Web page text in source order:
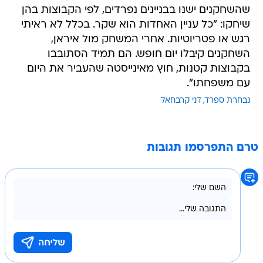
שהשחקנים ישנו בבניינים נפרדים, לפי הקבוצות בהן
שיחקו: "כל עניין האחדות הוא שקר. בכלל לא ראיתי
רגש או פטריוטיות. אחרי המשחק מול איראן,
השחקנים קיבלו יום חופש. הם תמיד הסתובבו
בקבוצות קטנות, חוץ מאינייסטה שהעביר את היום
עם משפחתו".
נבחרת ספרד דני קרבחאל
טרם התפרסמו תגובות